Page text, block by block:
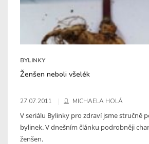
BYLINKY
Ženšen neboli všelék
27.07.2011 MICHAELA HOLÁ
V seriálu Bylinky pro zdraví jsme stručně
bylinek. V dnešním článku podrobněji
ženšen.